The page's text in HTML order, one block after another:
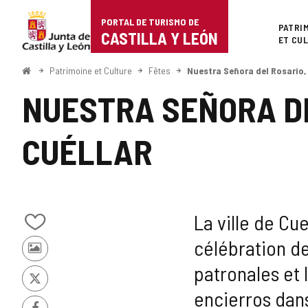
Portal
de
Turismo
Castilla
León
PORTAL DE TURISMO DE
CASTILLA Y LEÓN
ET
<
Patrimoine et Culture Fêtes Nuestra Señora del
NUESTRA SEÑORA
CUÉLLAR
Ajouter/retirer
le
contenu
de
cahiers
Photos
d'autres
touristes
X
La ville de
célébration
patronales et
encierros